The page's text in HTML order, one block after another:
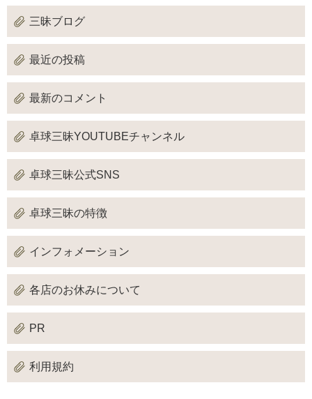
三昧ブログ
最近の投稿
最新のコメント
卓球三昧YOUTUBEチャンネル
卓球三昧公式SNS
卓球三昧の特徴
インフォメーション
各店のお休みについて
PR
利用規約